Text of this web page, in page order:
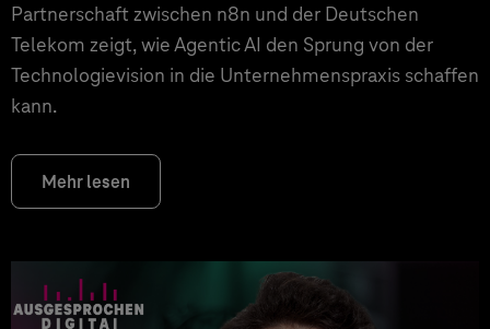
Partnerschaft zwischen n8n und der Deutschen
Telekom zeigt, wie Agentic AI den Sprung von der
Technologievision in die Unternehmenspraxis schaffen
kann.
Mehr lesen